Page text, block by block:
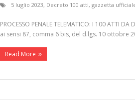
5 luglio 2023, Decreto 100 atti, gazzetta
PROCESSO PENALE TELEMATICO: I 100 ATTI
ai sensi 87, comma 6 bis, del d.lgs. 10 ottobre
Read More